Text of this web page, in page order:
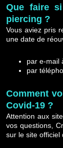
Que faire
piercing ?
Vous aviez pris
une date de
par e-mail
par
Comment
Covid-19 ?
Attention aux
vos questions,
sur le site officiel